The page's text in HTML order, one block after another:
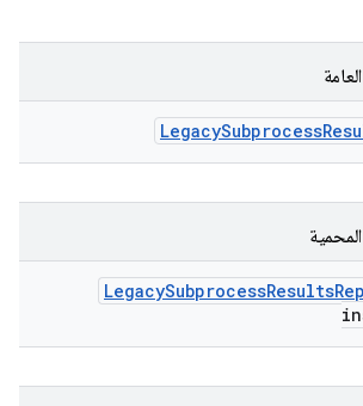
LegacySubprocess
LegacySubprocessResults